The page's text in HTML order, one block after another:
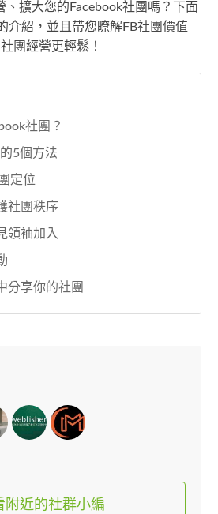
、擴大您的Facebook社團嗎？下面
介紹，並且帶您瞭解FB社團價值
團經營更輕鬆！
社團？
5個方法
定位
社團秩序
領袖加入
分享你的社團
附近的社群小編